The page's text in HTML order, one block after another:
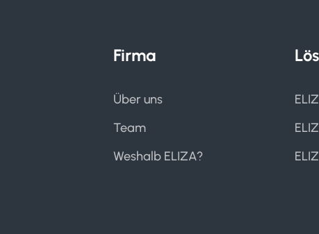
Firma
Über uns
Team
Weshalb ELIZA?